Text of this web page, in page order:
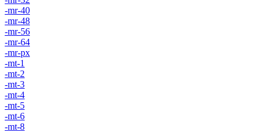
-mr-40
-mr-48
-mr-56
-mr-64
-mr-px
-mt-1
-mt-2
-mt-3
-mt-4
-mt-5
-mt-6
-mt-8